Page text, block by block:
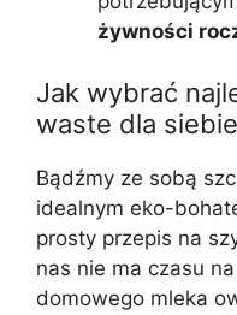
żywności
Jak wybrać
waste dla
Bądźmy ze sobą
idealnym eko-
prosty przepis na
nas nie ma czasu
domowego mleka